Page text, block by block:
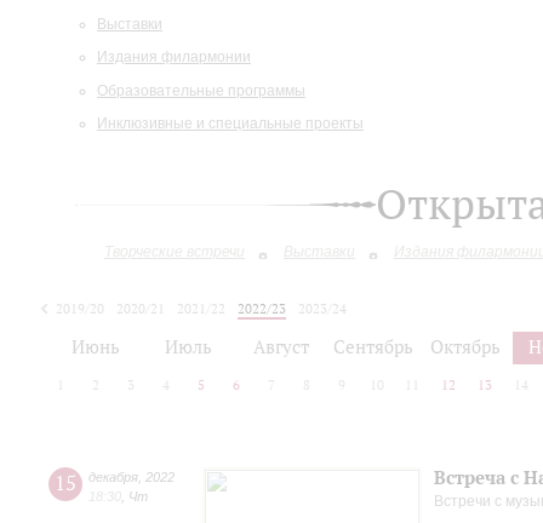
Выставки
Издания филармонии
Образовательные программы
Инклюзивные и специальные проекты
Творческие встречи Выставки Издания
2019/20 2020/21 2021/22 2022/23
2023/24
Июнь Июль Август Сентябрь Октябрь
2 3 4 5 6 7 8 9 10 12 13 14
15 декабря 2022
18:30 Чт
Встреча с
Встречи с